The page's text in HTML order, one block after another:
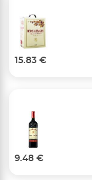
15.83 €
9.48 €